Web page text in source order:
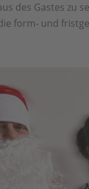
des Gastes zu
form- und